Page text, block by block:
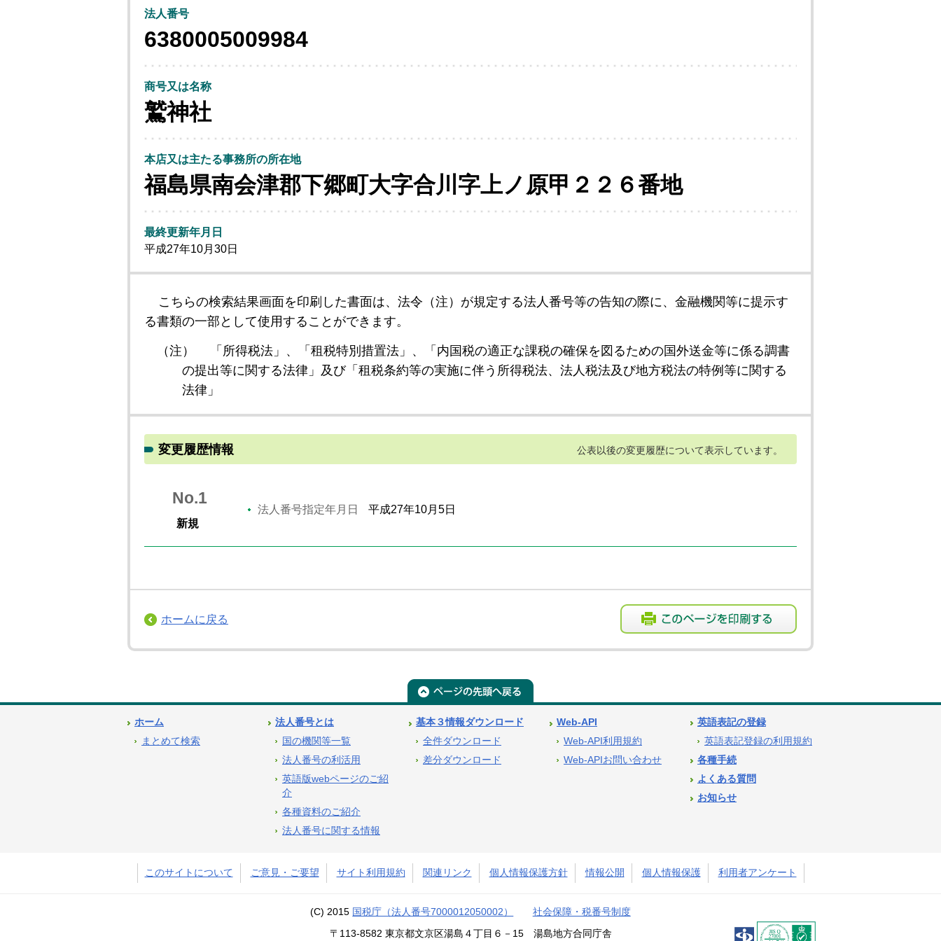
法人番号
6380005009984
商号又は名称
鷲神社
本店又は主たる事務所の所在地
福島県南会津郡下郷町大字合川字上ノ原甲２２６番地
最終更新年月日
平成27年10月30日
こちらの検索結果画面を印刷した書面は、法令（注）が規定する法人番号等の告知の際に、金融機関等に提示す
る書類の一部として使用することができます。
（注）
「所得税法」、「租税特別措置法」、「内国税の適正な課税の確保を図るための国外送金等に係る調書
の提出等に関する法律」及び「租税条約等の実施に伴う所得税法、法人税法及び地方税法の特例等に関する
法律」
変更履歴情報 公表以後の変更履歴について表示しています。
No.1
新規
法人番号指定年月日 平成27年10月5日
ホームに戻る
ホーム
まとめて検索
法人番号とは
国の機関等一覧
法人番号の利活用
英語版webページのご紹
介
各種資料のご紹介
法人番号に関する情報
基本３情報ダウンロード
全件ダウンロード
差分ダウンロード
Web-API
Web-API利用規約
Web-APIお問い合わせ
英語表記の登録
英語表記登録の利用規約
各種手続
よくある質問
お知らせ
このサイトについて ご意見・ご要望 サイト利用規約 関連リンク 個人情報保護方針 情報公開 個人情報保護 利用者アンケート
(C) 2015 国税庁（法人番号7000012050002） 社会保障・税番号制度
〒113-8582 東京都文京区湯島４丁目６－15 湯島地方合同庁舎